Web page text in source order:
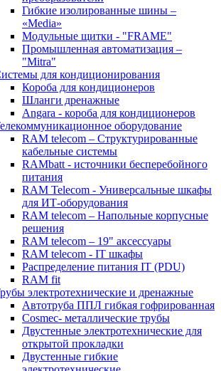
Гибкие изолированные шины –
«Media»
Модульные щитки - "FRAME"
Промышленная автоматизация –
"Mitra"
для кондиционирования
Короба для кондиционеров
Шланги дренажные
Angara - короба для кондиционеров
оборудование
RAM telecom – Структурированные
кабельные системы
RAMbatt - источники бесперебойного
питания
RAM Telecom - Универсальные шкафы
для ИТ-оборудования
RAM telecom – Напольные корпусные
решения
RAM telecom – 19" аксессуары
RAM telecom - IT шкафы
Распределение питания IT (PDU)
RAM fit
электротехнические и дренажные
Автотруба ППЛ гибкая гофрированная
Cosmec- металлические трубы
Двустенные электротехнические для
открытой прокладки
Двустенные гибкие